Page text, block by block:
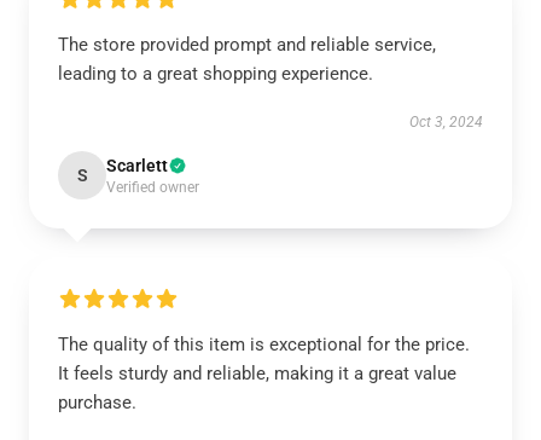
The store provided prompt and reliable service,
leading to a great shopping experience.
Oct 3, 2024
S Scarlett
Verified owner
The quality of this item is exceptional for the price.
It feels sturdy and reliable, making it a great value
purchase.